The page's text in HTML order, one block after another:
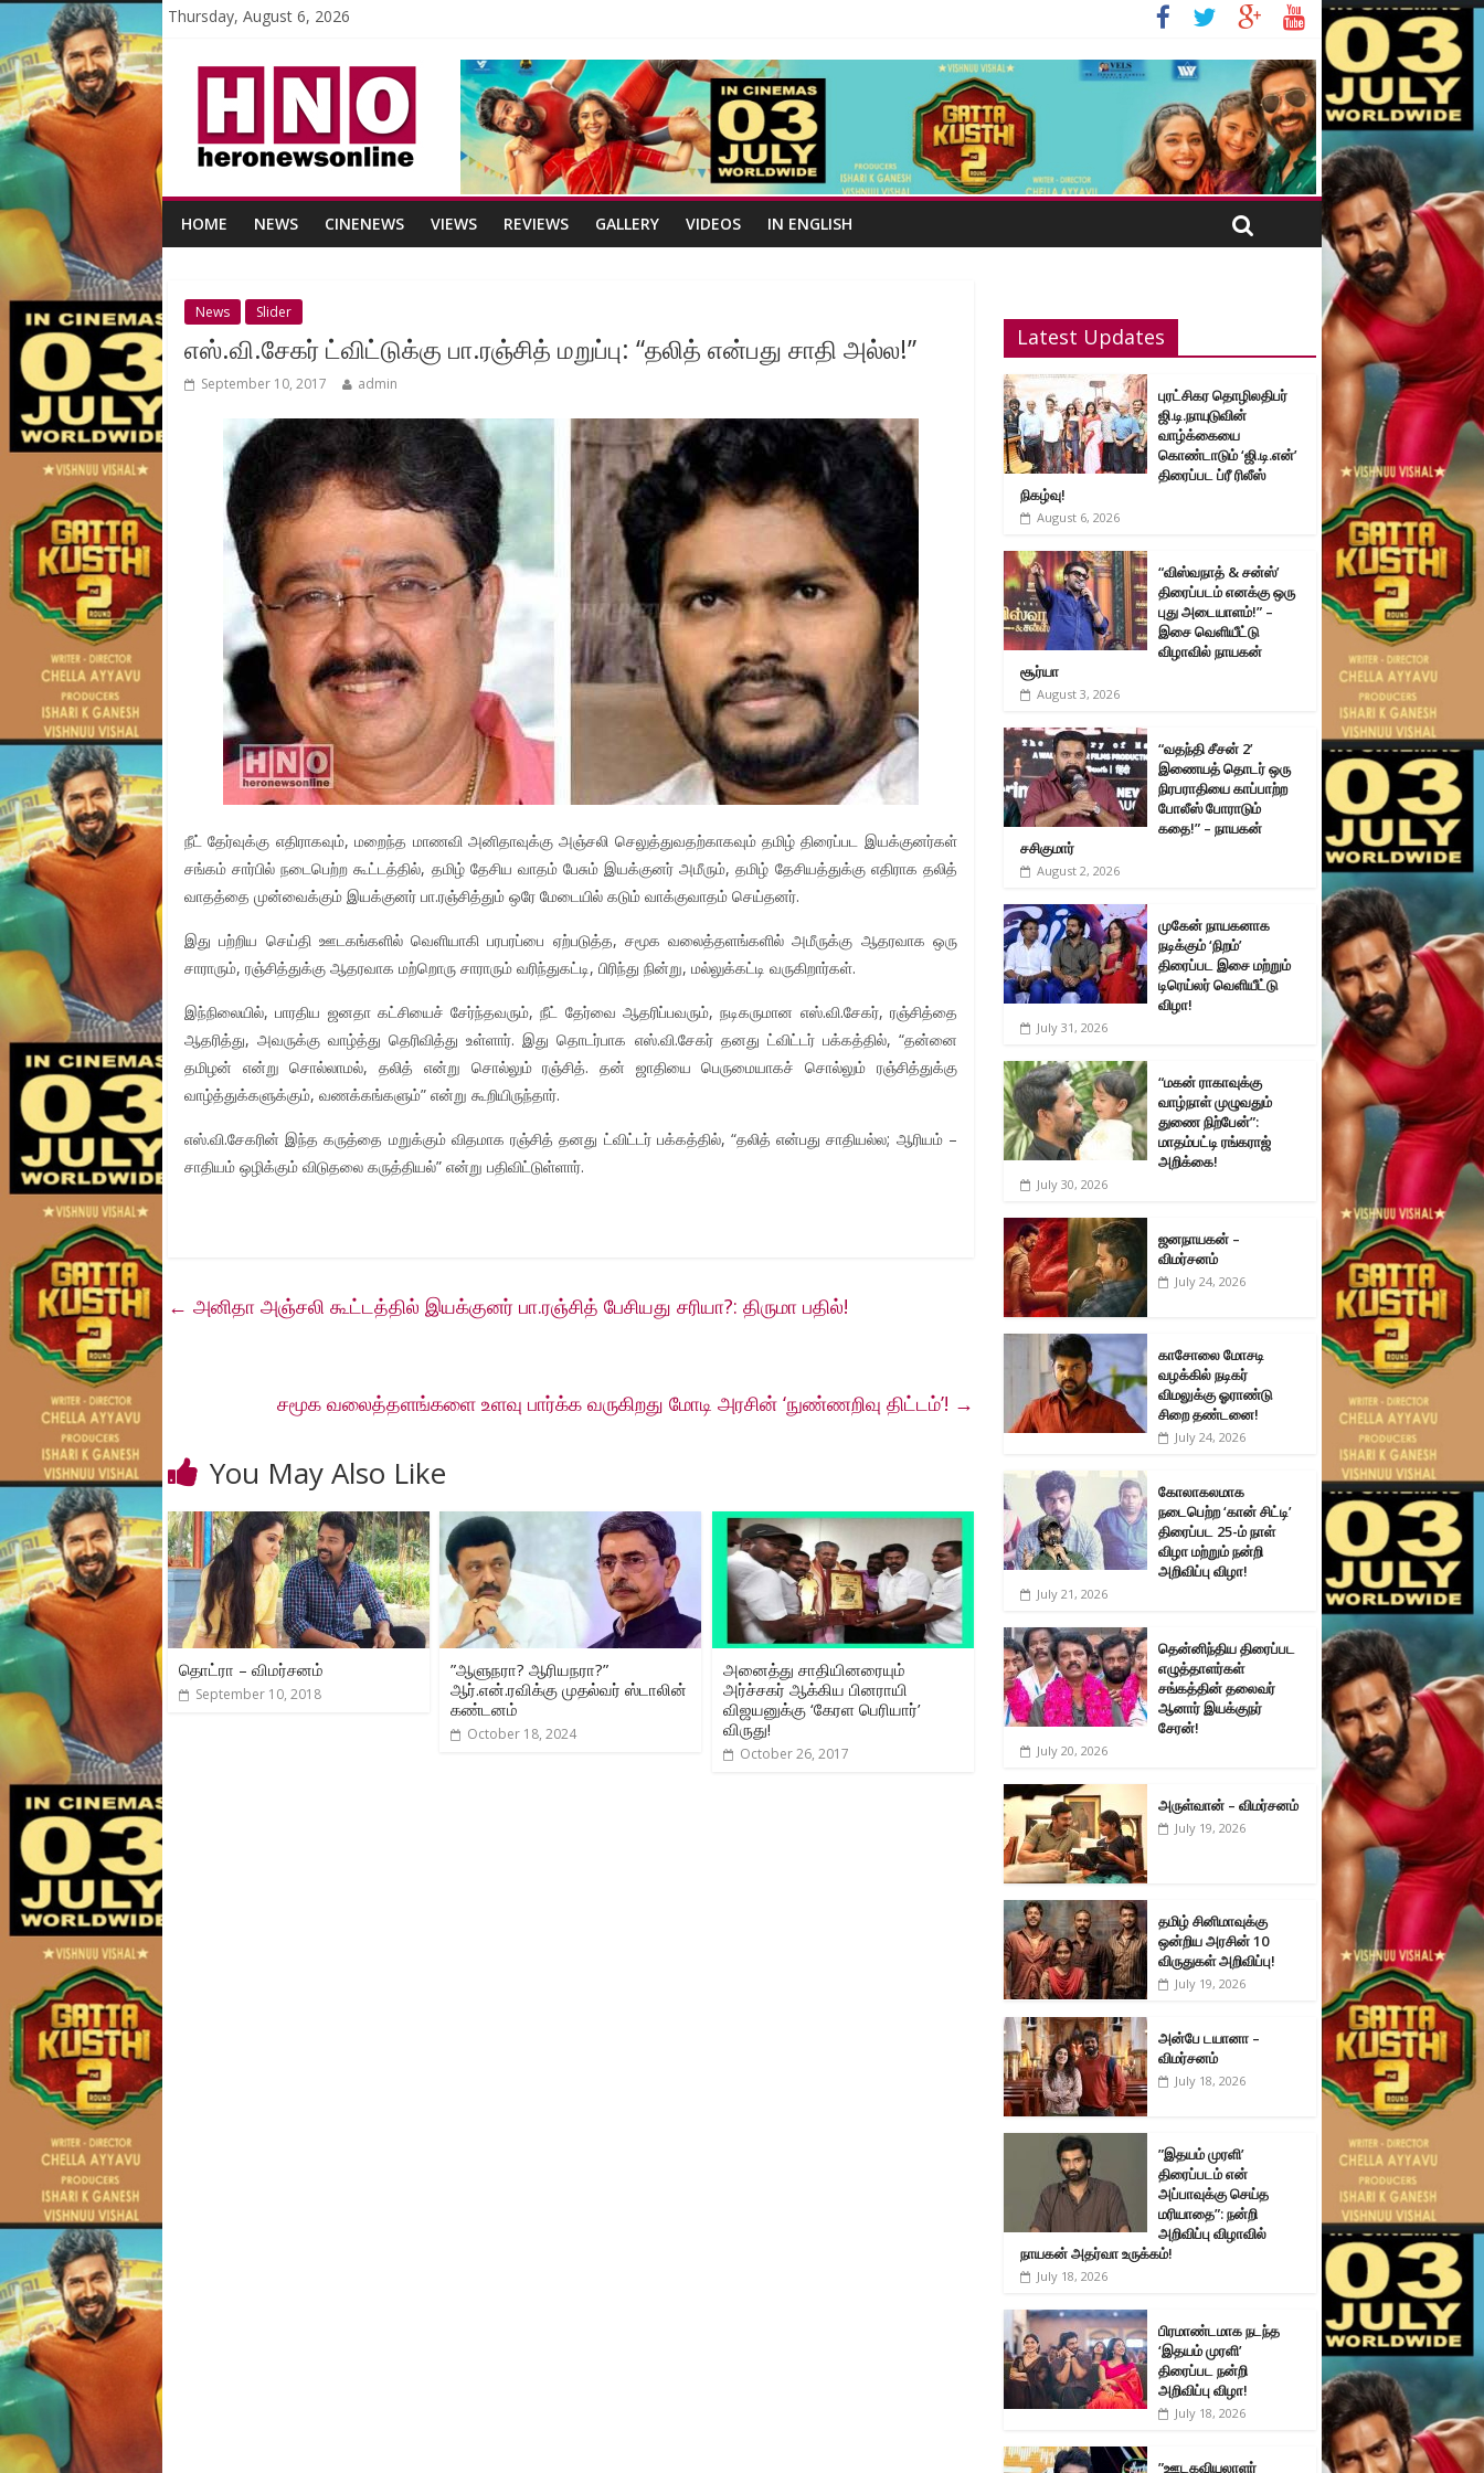
Thursday, August 6, 2026
HOME NEWS CINENEWS VIEWS REVIEWS GALLERY VIDEOS IN ENGLISH
News Slider
எஸ்.வி.சேகர் ட்விட்டுக்கு பா.ரஞ்சித் மறுப்பு: “தலித் என்பது சாதி அல்ல!”
September 10, 2017 admin
நீட் தேர்வுக்கு எதிராகவும், மறைந்த மாணவி அனிதாவுக்கு அஞ்சலி செலுத்துவதற்காகவும் தமிழ் திரைப்பட இயக்குனர்கள்
சங்கம் சார்பில் நடைபெற்ற கூட்டத்தில், தமிழ் தேசிய வாதம் பேசும் இயக்குனர் அமீரும், தமிழ் தேசியத்துக்கு எதிராக தலித்
வாதத்தை முன்வைக்கும் இயக்குனர் பா.ரஞ்சித்தும் ஒரே மேடையில் கடும் வாக்குவாதம் செய்தனர்.
இது பற்றிய செய்தி ஊடகங்களில் வெளியாகி பரபரப்பை ஏற்படுத்த, சமூக வலைத்தளங்களில் அமீருக்கு ஆதரவாக ஒரு
சாராரும், ரஞ்சித்துக்கு ஆதரவாக மற்றொரு சாராரும் வரிந்துகட்டி, பிரிந்து நின்று, மல்லுக்கட்டி வருகிறார்கள்.
இந்நிலையில், பாரதிய ஜனதா கட்சியைச் சேர்ந்தவரும், நீட் தேர்வை ஆதரிப்பவரும், நடிகருமான எஸ்.வி.சேகர், ரஞ்சித்தை
ஆதரித்து, அவருக்கு வாழ்த்து தெரிவித்து உள்ளார். இது தொடர்பாக எஸ்.வி.சேகர் தனது ட்விட்டர் பக்கத்தில், “தன்னை
தமிழன் என்று சொல்லாமல், தலித் என்று சொல்லும் ரஞ்சித். தன் ஜாதியை பெருமையாகச் சொல்லும் ரஞ்சித்துக்கு
வாழ்த்துக்களுக்கும், வணக்கங்களும்” என்று கூறியிருந்தார்.
எஸ்.வி.சேகரின் இந்த கருத்தை மறுக்கும் விதமாக ரஞ்சித் தனது ட்விட்டர் பக்கத்தில், “தலித் என்பது சாதியல்ல; ஆரியம் –
சாதியம் ஒழிக்கும் விடுதலை கருத்தியல்” என்று பதிவிட்டுள்ளார்.
← அனிதா அஞ்சலி கூட்டத்தில் இயக்குனர் பா.ரஞ்சித் பேசியது சரியா?: திருமா பதில்!
சமூக வலைத்தளங்களை உளவு பார்க்க வருகிறது மோடி அரசின் ‘நுண்ணறிவு திட்டம்’! →
You May Also Like
தொட்ரா – விமர்சனம்
September 10, 2018
”ஆளுநரா? ஆரியநரா?”
ஆர்.என்.ரவிக்கு முதல்வர் ஸ்டாலின்
கண்டனம்
October 18, 2024
அனைத்து சாதியினரையும்
அர்ச்சகர் ஆக்கிய பினராயி
விஜயனுக்கு ‘கேரள பெரியார்’
விருது!
October 26, 2017
Latest Updates
புரட்சிகர தொழிலதிபர்
ஜி.டி.நாயுடுவின்
வாழ்க்கையை
கொண்டாடும் ‘ஜி.டி.என்’
திரைப்பட ப்ரீ ரிலீஸ்
நிகழ்வு!
August 6, 2026
“விஸ்வநாத் & சன்ஸ்’
திரைப்படம் எனக்கு ஒரு
புது அடையாளம்!” –
இசை வெளியீட்டு
விழாவில் நாயகன்
சூர்யா
August 3, 2026
“வதந்தி சீசன் 2’
இணையத் தொடர் ஒரு
நிரபராதியை காப்பாற்ற
போலீஸ் போராடும்
கதை!” – நாயகன்
சசிகுமார்
August 2, 2026
முகேன் நாயகனாக
நடிக்கும் ‘நிறம்’
திரைப்பட இசை மற்றும்
டிரெய்லர் வெளியீட்டு
விழா!
July 31, 2026
“மகன் ராகாவுக்கு
வாழ்நாள் முழுவதும்
துணை நிற்பேன்”:
மாதம்பட்டி ரங்கராஜ்
அறிக்கை!
July 30, 2026
ஜனநாயகன் –
விமர்சனம்
July 24, 2026
காசோலை மோசடி
வழக்கில் நடிகர்
விமலுக்கு ஓராண்டு
சிறை தண்டனை!
July 24, 2026
கோலாகலமாக
நடைபெற்ற ‘கான் சிட்டி’
திரைப்பட 25-ம் நாள்
விழா மற்றும் நன்றி
அறிவிப்பு விழா!
July 21, 2026
தென்னிந்திய திரைப்பட
எழுத்தாளர்கள்
சங்கத்தின் தலைவர்
ஆனார் இயக்குநர்
சேரன்!
July 20, 2026
அருள்வான் – விமர்சனம்
July 19, 2026
தமிழ் சினிமாவுக்கு
ஒன்றிய அரசின் 10
விருதுகள் அறிவிப்பு!
July 19, 2026
அன்பே டயானா –
விமர்சனம்
July 18, 2026
”இதயம் முரளி’
திரைப்படம் என்
அப்பாவுக்கு செய்த
மரியாதை”: நன்றி
அறிவிப்பு விழாவில்
நாயகன் அதர்வா உருக்கம்!
July 18, 2026
பிரமாண்டமாக நடந்த
‘இதயம் முரளி’
திரைப்பட நன்றி
அறிவிப்பு விழா!
July 18, 2026
”ஊடகவியலாளர்